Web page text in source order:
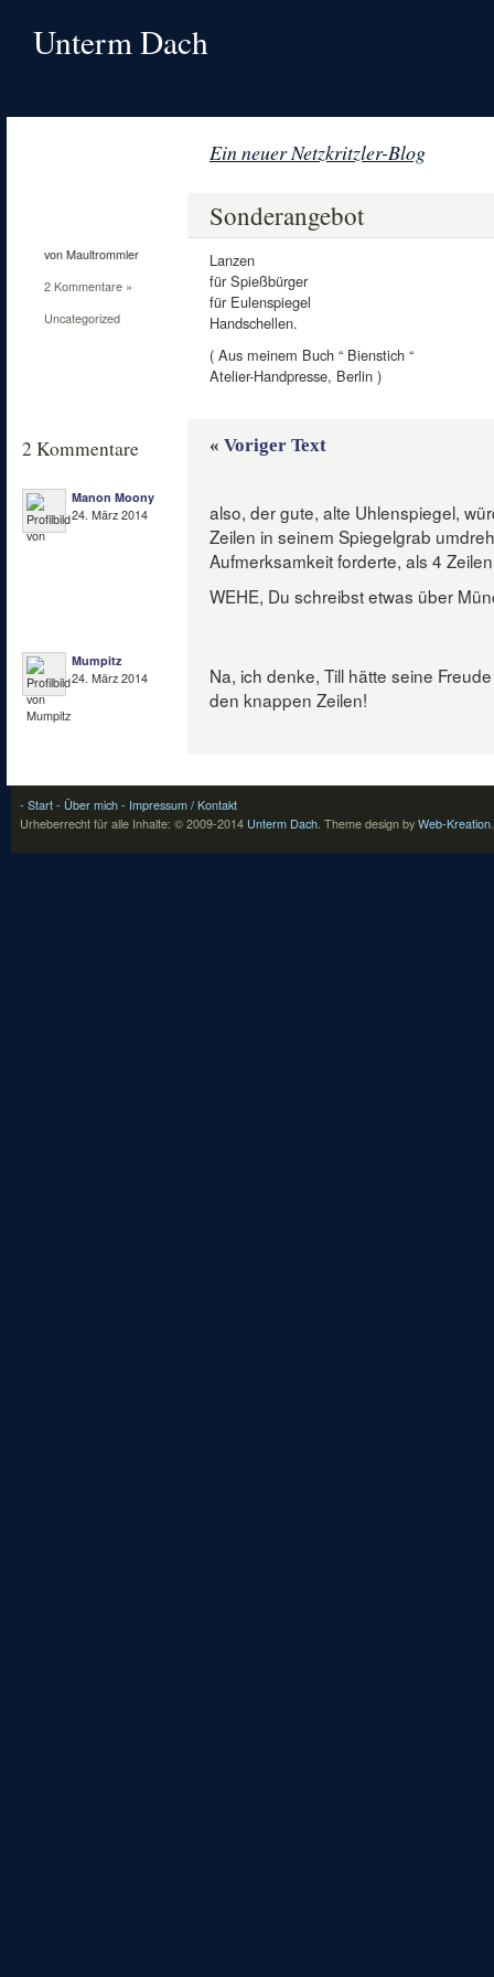
Unterm Dach
Ein neuer Netzkritzler-Blog
von Maultrommler
2 Kommentare »
Uncategorized
Sonderangebot
Lanzen
für Spießbürger
für Eulenspiegel
Handschellen.
( Aus meinem Buch “ Bienstich “
Atelier-Handpresse, Berlin )
2 Kommentare « Voriger Text
Manon Moony
24. März 2014
also, der gute, alte Uhlenspiegel,
Zeilen in seinem Spiegelgrab
Aufmerksamkeit forderte, als 4
WEHE, Du schreibst etwas über
Mumpitz
24. März 2014
Na, ich denke, Till hätte seine
den knappen Zeilen!
- Start - Über mich - Impressum / Kontakt
Urheberrecht für alle Inhalte: © 2009-2014 Unterm Dach. Theme design by Web-Kreation.